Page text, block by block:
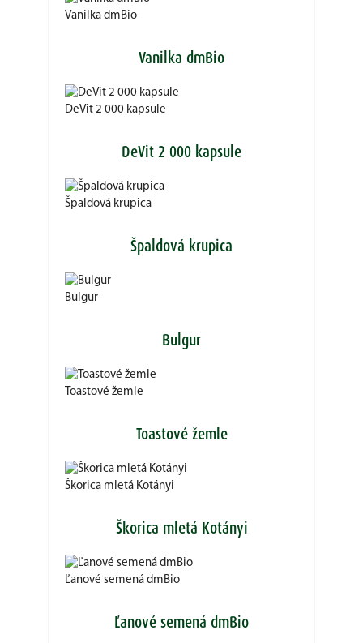
Vanilka dmBio
Vanilka dmBio
DeVit 2 000 kapsule
DeVit 2 000 kapsule
Špaldová krupica
Špaldová krupica
Bulgur
Bulgur
Toastové žemle
Toastové žemle
Škorica mletá Kotányi
Škorica mletá Kotányi
Ľanové semená dmBio
Ľanové semená dmBio